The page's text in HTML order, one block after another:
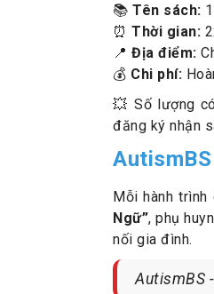
📚 Tên sách:
⏰ Thời gian:
📍 Địa điểm:
💰 Chi phí:
💥 Số lượng
đăng ký nhận
Mỗi hành trình
Ngữ”, phụ
nối gia đình.
AutismBS